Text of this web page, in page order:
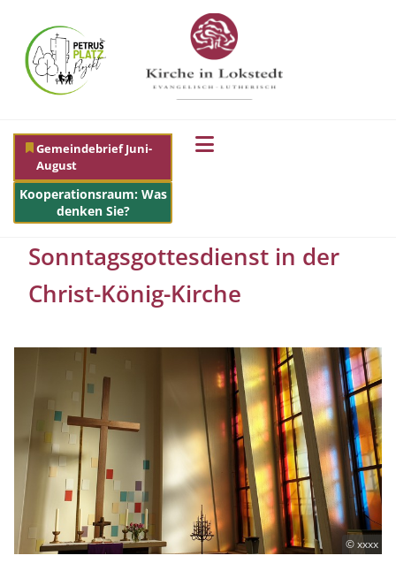
Gemeindebrief Juni-
August
Kooperationsraum: Was
denken Sie?
Sonntagsgottesdienst in der
Christ-König-Kirche
© xxxx